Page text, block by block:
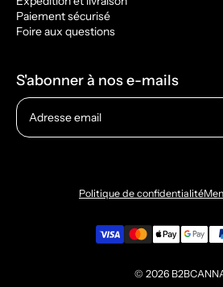
Paiement sécurisé
Foire aux questions
S'abonner à nos e-mails
Adresse email
Politique de confidentialité
© 2026